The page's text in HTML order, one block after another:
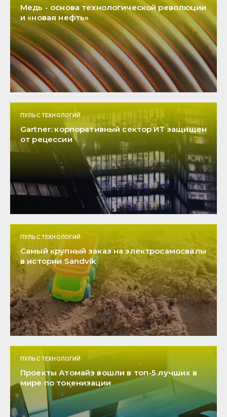
Медь - основа технологической революции
и «новая нефть»
ПУЛЬС ТЕХНОЛОГИЙ
Gartner: корпоративный сектор ИТ защищен
от рецессии
ПУЛЬС ТЕХНОЛОГИЙ
Самый крупный заказ на электросамосвалы
в истории Sandvik
ПУЛЬС ТЕХНОЛОГИЙ
Проекты Атомайз вошли в топ-5 лучших в
мире по токенизации